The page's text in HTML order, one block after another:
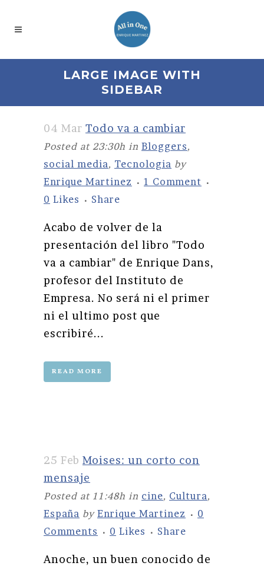
LARGE IMAGE WITH
SIDEBAR
04 Mar Todo va a cambiar
Posted at 23:30h in Bloggers,
social media, Tecnologia by
Enrique Martinez
1 Comment
0 Likes Share
Acabo de volver de la
presentación del libro "Todo
va a cambiar" de Enrique Dans,
profesor del Instituto de
Empresa. No será ni el primer
ni el ultimo post que
escribiré...
READ MORE
25 Feb Moises: un corto con
mensaje
Posted at 11:48h in cine, Cultura,
España by Enrique Martinez
0
Comments
0 Likes Share
Anoche, un buen conocido de